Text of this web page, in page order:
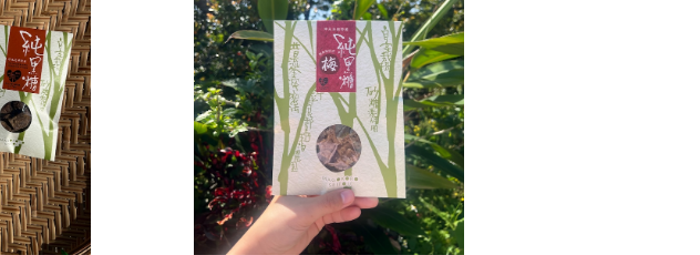
純黒糖 梅入り 大(100g)
¥600